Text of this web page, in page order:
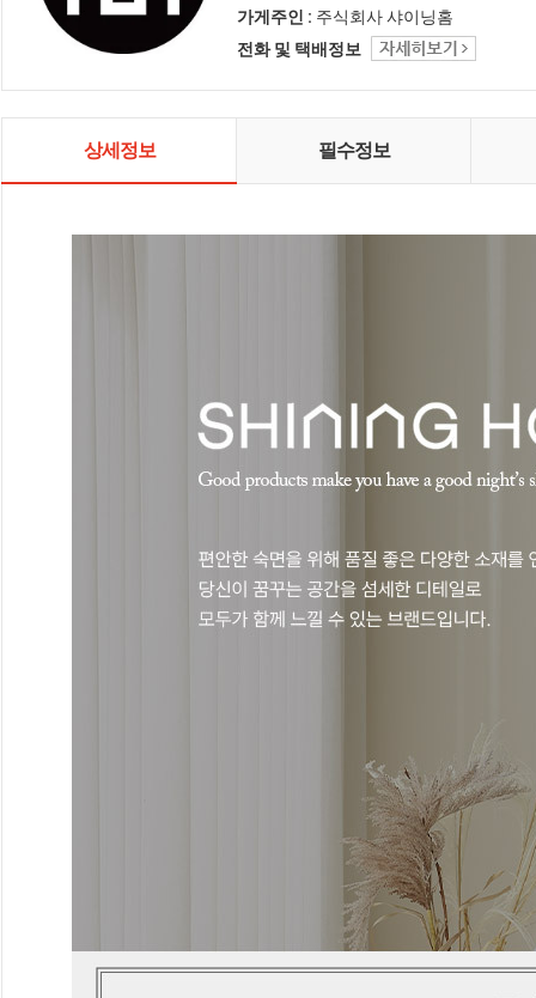
인테리어 샤이닝홈입니다.
가게주인 : 주식회사 샤이닝홈
전화 및 택배정보
상세정보 필수정보